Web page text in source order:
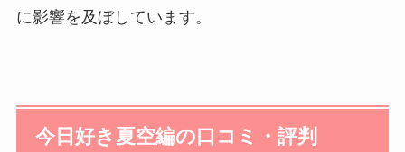
に影響を及ぼしています。
今日好き夏空編の口コミ・評判